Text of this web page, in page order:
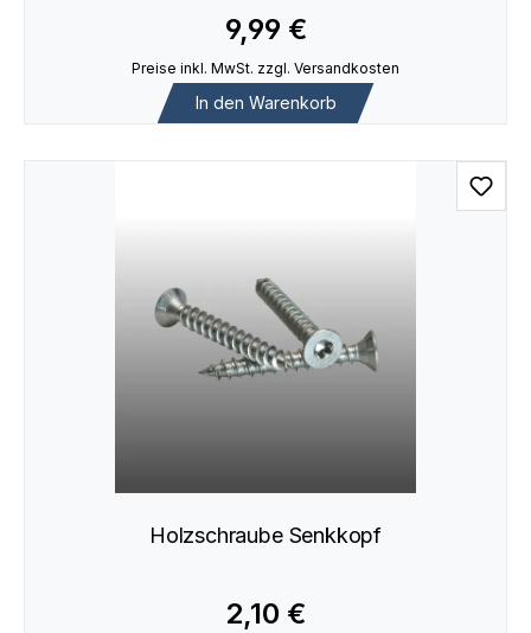
9,99 €
Preise inkl. MwSt. zzgl. Versandkosten
In den Warenkorb
Holzschraube Senkkopf
2,10 €